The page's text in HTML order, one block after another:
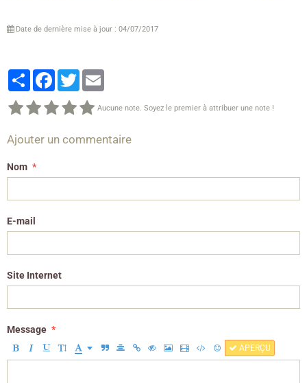
Date de dernière mise à jour : 04/07/2017
PartagerFacebook
Twitter
Aucune note. Soyez le premier à attribuer une note !
Ajouter un commentaire
Nom
E-mail
Site Internet
Message
APERÇU